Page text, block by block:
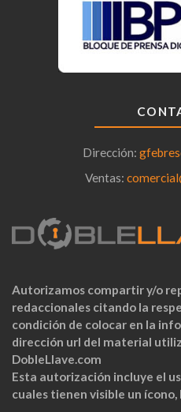
Dirección:
Ventas:
Autorizamos compartir y/o
redaccionales citando la
condición de colocar en la
dirección url del material
DobleLlave.com
Esta autorización incluye el
cuales tienen visible un ícono,